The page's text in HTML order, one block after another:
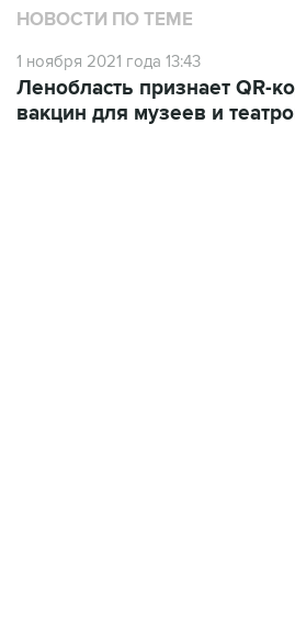
1 ноября 2021 года 13:43
вакцин для музеев и театров